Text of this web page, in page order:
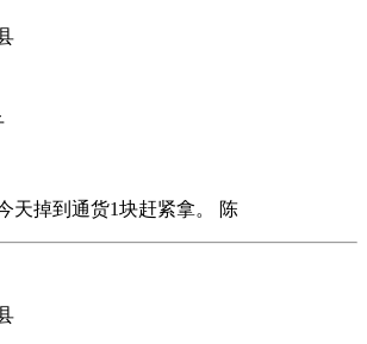
天掉到通货1块赶紧拿。 陈